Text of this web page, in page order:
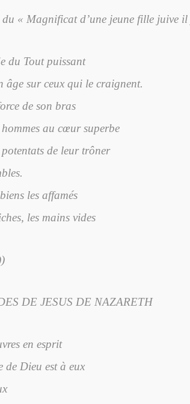
« Magnificat d’une jeune fille juive
du Tout puissant
âge sur ceux qui le craignent.
de son bras
au cœur superbe
potentats de leur trôner
les affamés
les mains vides
DE JESUS DE NAZARETH
en esprit
de Dieu est à eux